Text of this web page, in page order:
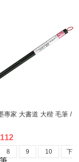
專家 大書道 大楷 毛筆 /
8 9 10
下